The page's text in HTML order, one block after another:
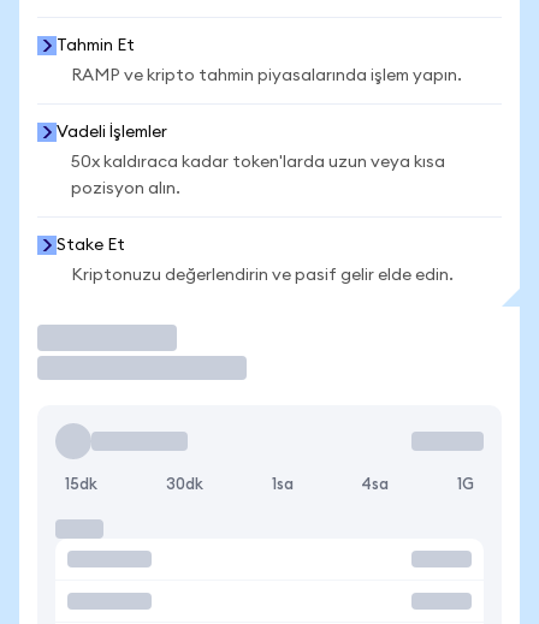
Tahmin Et
RAMP ve kripto tahmin piyasalarında işlem yapın.
Vadeli İşlemler
50x kaldıraca kadar token'larda uzun veya kısa
pozisyon alın.
Stake Et
Kriptonuzu değerlendirin ve pasif gelir elde edin.
15dk 30dk 1sa 4sa 1G